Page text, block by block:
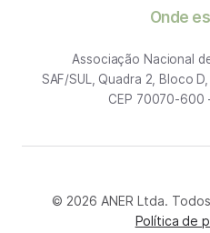
Onde
Associação Nacional
SAF/SUL, Quadra 2, Bloco
CEP 70070-600
© 2026 ANER Ltda.
Política de